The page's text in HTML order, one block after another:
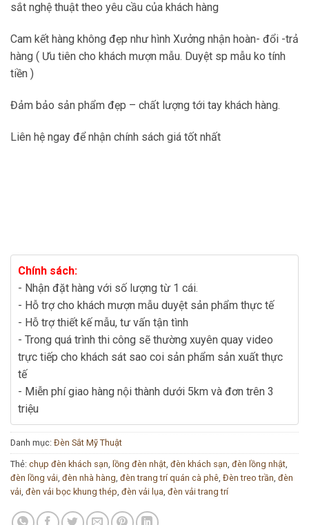
sắt nghệ thuật theo yêu cầu của khách hàng
Cam kết hàng không đẹp như hình Xưởng nhận hoàn- đổi -trả
hàng ( Ưu tiên cho khách mượn mẫu. Duyệt sp mẫu ko tính
tiền )
Đảm bảo sản phẩm đẹp – chất lượng tới tay khách hàng.
Liên hệ ngay để nhận chính sách giá tốt nhất
Chính sách:
- Nhận đặt hàng với số lượng từ 1 cái.
- Hỗ trợ cho khách mượn mẫu duyệt sản phẩm thực tế
- Hỗ trợ thiết kế mẫu, tư vấn tận tình
- Trong quá trình thi công sẽ thường xuyên quay video
trực tiếp cho khách sát sao coi sản phẩm sản xuất thực
tế
- Miễn phí giao hàng nội thành dưới 5km và đơn trên 3
triệu
Danh mục: Đèn Sắt Mỹ Thuật
Thẻ: chụp đèn khách sạn lồng đèn nhật đèn khách sạn đèn lồng nhật
đèn lồng vải đèn nhà hàng đèn trang trí quán cà phê Đèn treo trần đèn
vải đèn vải bọc khung thép đèn vải lụa đèn vải trang trí